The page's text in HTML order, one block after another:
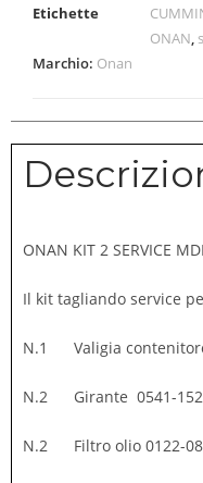
Etichette
ONAN,
Marchio: Onan
ONAN KIT 2 SERVICE
Il kit tagliando service
N.1 Valigia
N.2 Girante 0541-
N.2 Filtro olio 0122-